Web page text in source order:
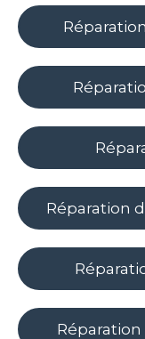
Réparation